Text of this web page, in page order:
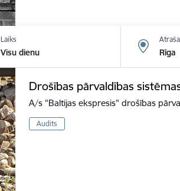
Laiks
Visu dienu Rīga
Drošības pārvaldības
A/s "Baltijas ekspresis" drošības
Audits